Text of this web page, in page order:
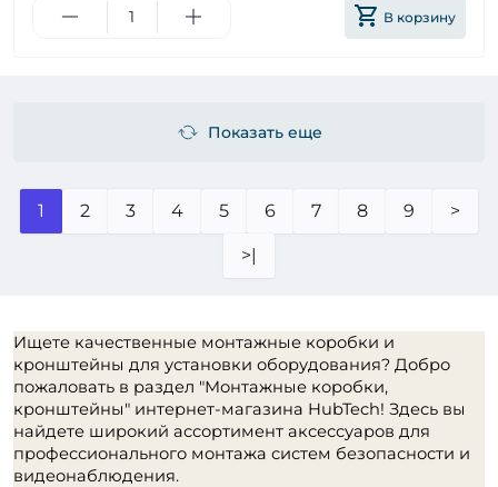
В корзину
Показать еще
1 2 3 4 5 6 7 8 9 >
>|
Ищете качественные монтажные коробки и
кронштейны для установки оборудования? Добро
пожаловать в раздел "Монтажные коробки,
кронштейны" интернет-магазина HubTech! Здесь вы
найдете широкий ассортимент аксессуаров для
профессионального монтажа систем безопасности и
видеонаблюдения.